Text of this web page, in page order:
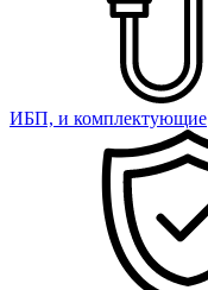
ИБП, и комплектующие